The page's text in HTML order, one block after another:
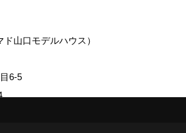
山口モデルハウス）
目6-5